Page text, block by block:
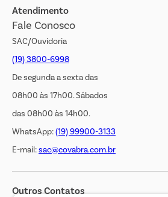
Jornal de Ofertas
Transparência Salarial
Atendimento
Fale Conosco
SAC/Ouvidoria
(19) 3800-6998
De segunda a sexta das
08h00 às 17h00. Sábados
das 08h00 às 14h00.
WhatsApp:(19) 99900-3133
E-mail:sac@covabra.com.br
Outros Contatos